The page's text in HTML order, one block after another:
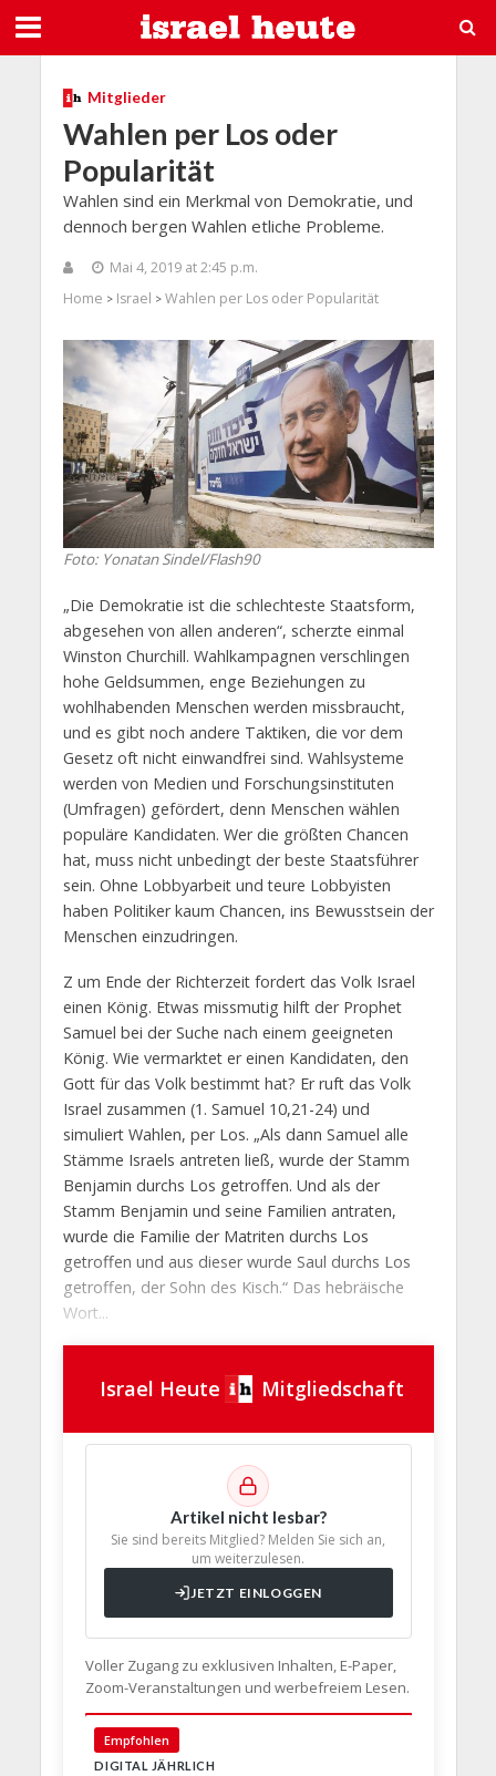
Mitglieder
Wahlen per Los oder
Popularität
Wahlen sind ein Merkmal von Demokratie, und
dennoch bergen Wahlen etliche Probleme.
Mai 4, 2019 at 2:45 p.m.
Home > Israel > Wahlen per Los oder Popularität
Foto: Yonatan Sindel/Flash90
„Die Demokratie ist die schlechteste Staatsform,
abgesehen von allen anderen“, scherzte einmal
Winston Churchill. Wahlkampagnen verschlingen
hohe Geldsummen, enge Beziehungen zu
wohlhabenden Menschen werden missbraucht,
und es gibt noch andere Taktiken, die vor dem
Gesetz oft nicht einwandfrei sind. Wahlsysteme
werden von Medien und Forschungsinstituten
(Umfragen) gefördert, denn Menschen wählen
populäre Kandidaten. Wer die größten Chancen
hat, muss nicht unbedingt der beste Staatsführer
sein. Ohne Lobbyarbeit und teure Lobbyisten
haben Politiker kaum Chancen, ins Bewusstsein der
Menschen einzudringen.
Z um Ende der Richterzeit fordert das Volk Israel
einen König. Etwas missmutig hilft der Prophet
Samuel bei der Suche nach einem geeigneten
König. Wie vermarktet er einen Kandidaten, den
Gott für das Volk bestimmt hat? Er ruft das Volk
Israel zusammen (1. Samuel 10,21-24) und
simuliert Wahlen, per Los. „Als dann Samuel alle
Stämme Israels antreten ließ, wurde der Stamm
Benjamin durchs Los getroffen. Und als der
Stamm Benjamin und seine Familien antraten,
wurde die Familie der Matriten durchs Los
getroffen und aus dieser wurde Saul durchs Los
getroffen, der Sohn des Kisch.“ Das hebräische
Wort...
Israel Heute Mitgliedschaft
Artikel nicht lesbar?
Sie sind bereits Mitglied? Melden Sie sich an,
um weiterzulesen.
JETZT EINLOGGEN
Voller Zugang zu exklusiven Inhalten, E-Paper,
Zoom-Veranstaltungen und werbefreiem Lesen.
Empfohlen
DIGITAL JÄHRLICH